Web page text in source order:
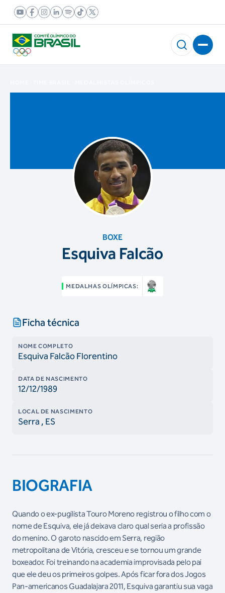
BOXE
Esquiva Falcão
MEDALHAS OLÍMPICAS:
Ficha técnica
NOME COMPLETO
Esquiva Falcão Florentino
DATA DE NASCIMENTO
12/12/1989
LOCAL DE NASCIMENTO
Serra , ES
BIOGRAFIA
Quando o ex-pugilista Touro Moreno registrou o filho com o
nome de Esquiva, ele já deixava claro qual seria a profissão
do menino. O garoto nascido em Serra, região
metropolitana de Vitória, cresceu e se tornou um grande
boxeador. Foi treinando na academia improvisada pelo pai
que ele deu os primeiros golpes. Após ficar fora dos Jogos
Pan-americanos Guadalajara 2011, Esquiva garantiu sua vaga